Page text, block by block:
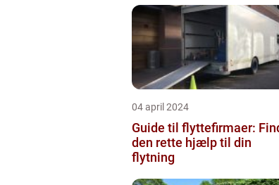
04 april 2024
Guide til flyttefirmaer:
den rette hjælp til din
flytning